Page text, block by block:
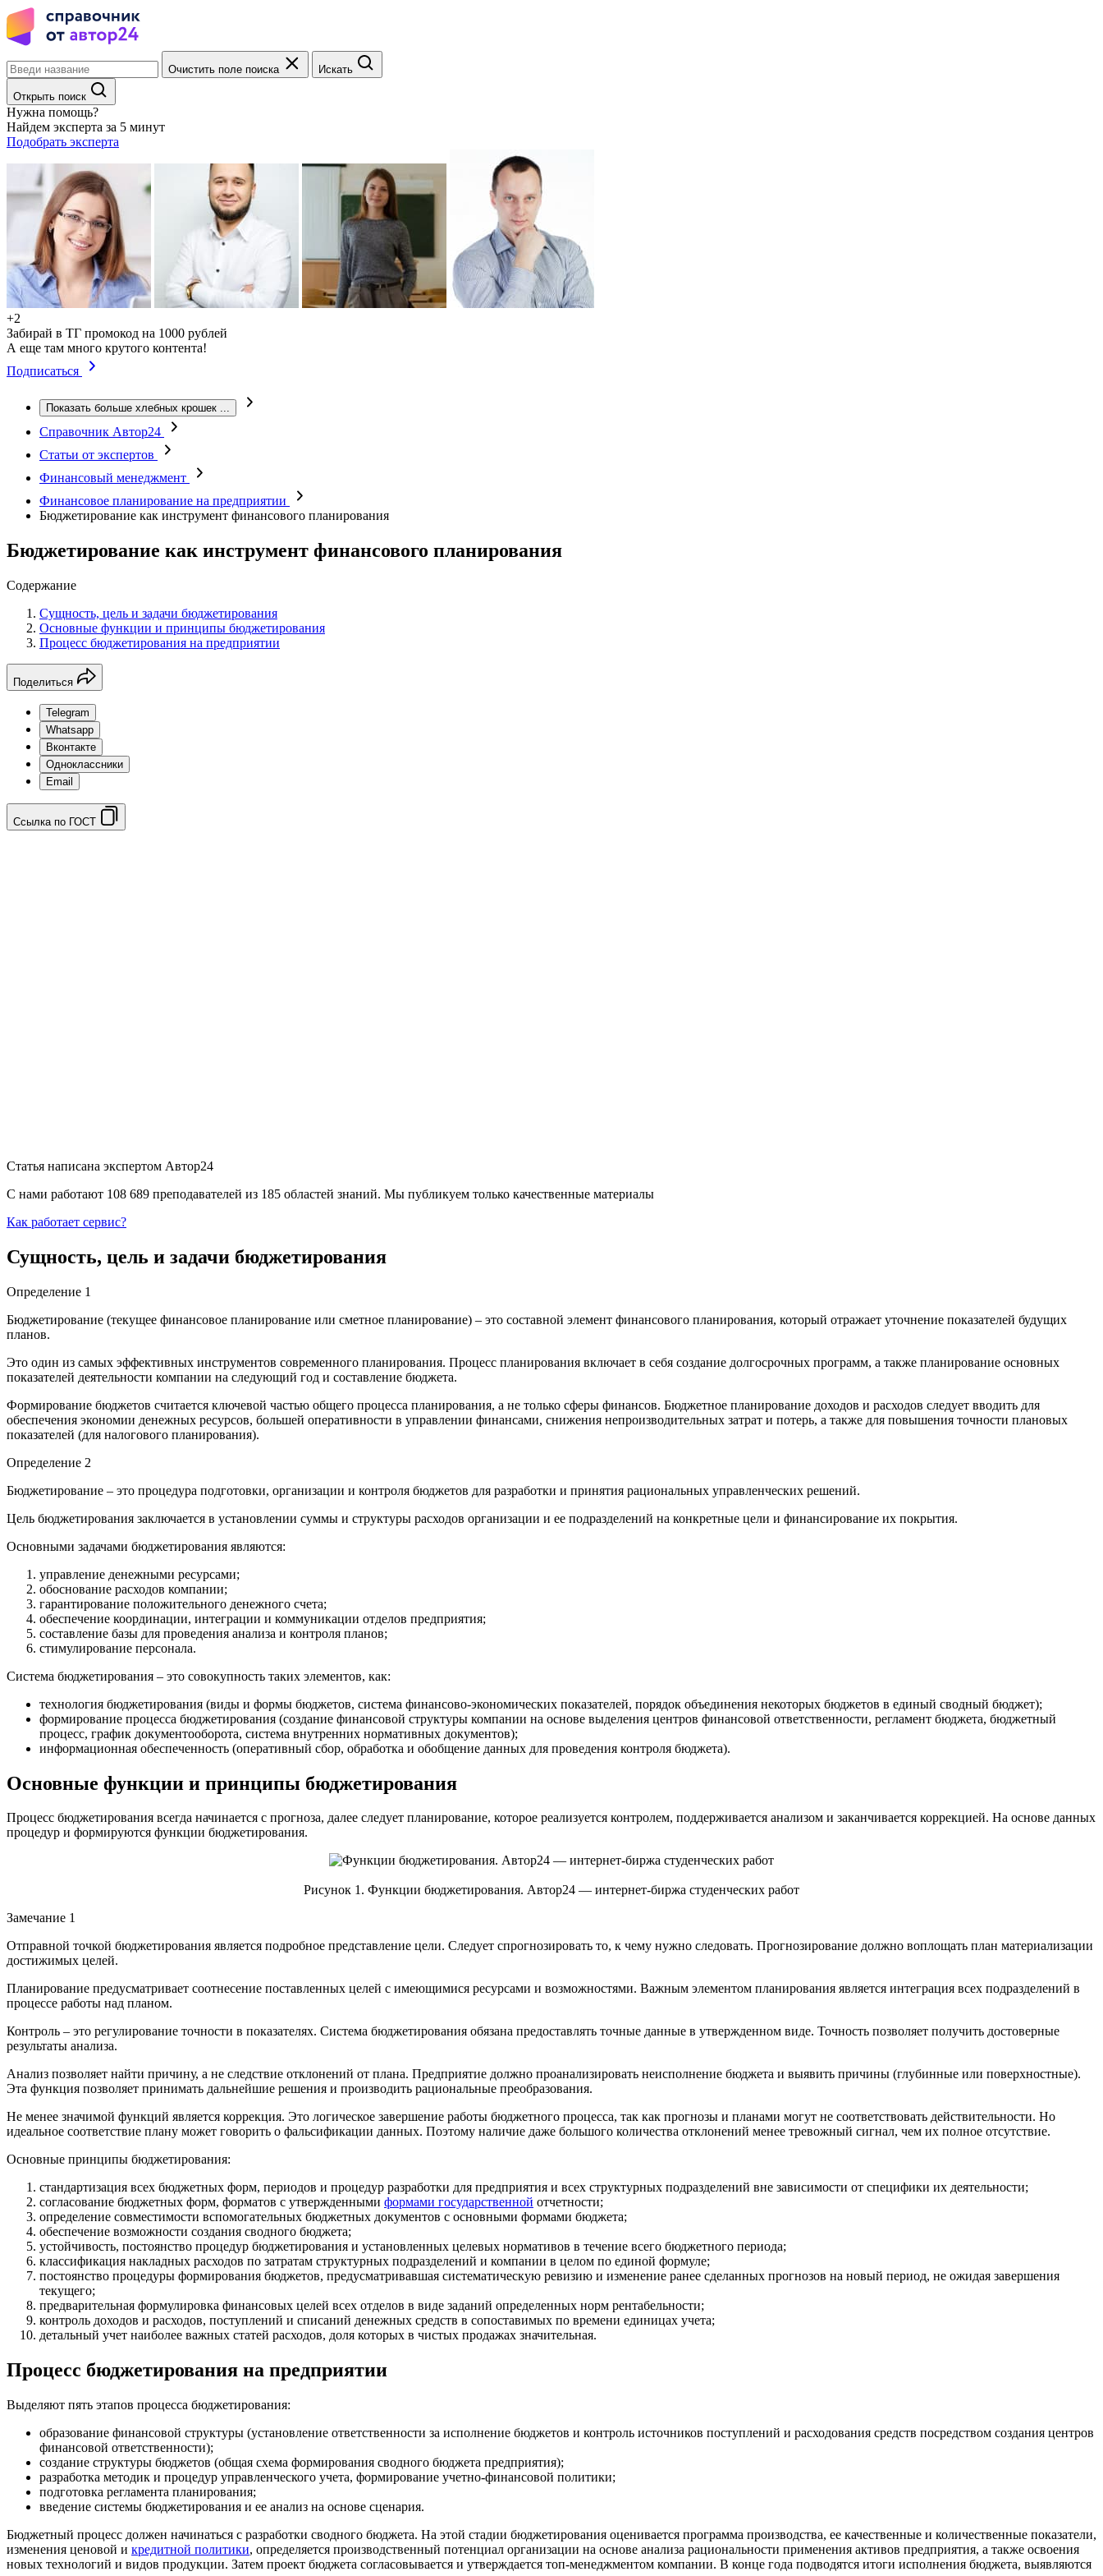
Очистить поле поиска Искать
Открыть поиск
Нужна помощь?
Найдем эксперта за 5 минут
Подобрать эксперта
+2
Забирай в ТГ промокод на 1000 рублей
А еще там много крутого контента!
Подписаться
Показать больше хлебных крошек ...
Справочник Автор24
Статьи от экспертов
Финансовый менеджмент
Финансовое планирование на предприятии
Бюджетирование как инструмент финансового планирования
Бюджетирование как инструмент финансового планирования
Содержание
Сущность, цель и задачи бюджетирования
Основные функции и принципы бюджетирования
Процесс бюджетирования на предприятии
Поделиться
Telegram
Whatsapp
Вконтакте
Одноклассники
Email
Ссылка по ГОСТ
Статья написана экспертом Автор24
С нами работают 108 689 преподавателей из 185 областей знаний. Мы публикуем только качественные материалы
Как работает сервис?
Сущность, цель и задачи бюджетирования
Определение 1
Бюджетирование (текущее финансовое планирование или сметное планирование) – это составной элемент финансового планирования, который отражает уточнение показателей будущих
планов.
Это один из самых эффективных инструментов современного планирования. Процесс планирования включает в себя создание долгосрочных программ, а также планирование основных
показателей деятельности компании на следующий год и составление бюджета.
Формирование бюджетов считается ключевой частью общего процесса планирования, а не только сферы финансов. Бюджетное планирование доходов и расходов следует вводить для
обеспечения экономии денежных ресурсов, большей оперативности в управлении финансами, снижения непроизводительных затрат и потерь, а также для повышения точности плановых
показателей (для налогового планирования).
Определение 2
Бюджетирование – это процедура подготовки, организации и контроля бюджетов для разработки и принятия рациональных управленческих решений.
Цель бюджетирования заключается в установлении суммы и структуры расходов организации и ее подразделений на конкретные цели и финансирование их покрытия.
Основными задачами бюджетирования являются:
управление денежными ресурсами;
обоснование расходов компании;
гарантирование положительного денежного счета;
обеспечение координации, интеграции и коммуникации отделов предприятия;
составление базы для проведения анализа и контроля планов;
стимулирование персонала.
Система бюджетирования – это совокупность таких элементов, как:
технология бюджетирования (виды и формы бюджетов, система финансово-экономических показателей, порядок объединения некоторых бюджетов в единый сводный бюджет);
формирование процесса бюджетирования (создание финансовой структуры компании на основе выделения центров финансовой ответственности, регламент бюджета, бюджетный
процесс, график документооборота, система внутренних нормативных документов);
информационная обеспеченность (оперативный сбор, обработка и обобщение данных для проведения контроля бюджета).
Основные функции и принципы бюджетирования
Процесс бюджетирования всегда начинается с прогноза, далее следует планирование, которое реализуется контролем, поддерживается анализом и заканчивается коррекцией. На основе данных
процедур и формируются функции бюджетирования.
Рисунок 1. Функции бюджетирования. Автор24 — интернет-биржа студенческих работ
Замечание 1
Отправной точкой бюджетирования является подробное представление цели. Следует спрогнозировать то, к чему нужно следовать. Прогнозирование должно воплощать план материализации
достижимых целей.
Планирование предусматривает соотнесение поставленных целей с имеющимися ресурсами и возможностями. Важным элементом планирования является интеграция всех подразделений в
процессе работы над планом.
Контроль – это регулирование точности в показателях. Система бюджетирования обязана предоставлять точные данные в утвержденном виде. Точность позволяет получить достоверные
результаты анализа.
Анализ позволяет найти причину, а не следствие отклонений от плана. Предприятие должно проанализировать неисполнение бюджета и выявить причины (глубинные или поверхностные).
Эта функция позволяет принимать дальнейшие решения и производить рациональные преобразования.
Не менее значимой функций является коррекция. Это логическое завершение работы бюджетного процесса, так как прогнозы и планами могут не соответствовать действительности. Но
идеальное соответствие плану может говорить о фальсификации данных. Поэтому наличие даже большого количества отклонений менее тревожный сигнал, чем их полное отсутствие.
Основные принципы бюджетирования:
стандартизация всех бюджетных форм, периодов и процедур разработки для предприятия и всех структурных подразделений вне зависимости от специфики их деятельности;
согласование бюджетных форм, форматов с утвержденными формами государственной отчетности;
определение совместимости вспомогательных бюджетных документов с основными формами бюджета;
обеспечение возможности создания сводного бюджета;
устойчивость, постоянство процедур бюджетирования и установленных целевых нормативов в течение всего бюджетного периода;
классификация накладных расходов по затратам структурных подразделений и компании в целом по единой формуле;
постоянство процедуры формирования бюджетов, предусматривавшая систематическую ревизию и изменение ранее сделанных прогнозов на новый период, не ожидая завершения
текущего;
предварительная формулировка финансовых целей всех отделов в виде заданий определенных норм рентабельности;
контроль доходов и расходов, поступлений и списаний денежных средств в сопоставимых по времени единицах учета;
детальный учет наиболее важных статей расходов, доля которых в чистых продажах значительная.
Процесс бюджетирования на предприятии
Выделяют пять этапов процесса бюджетирования:
образование финансовой структуры (установление ответственности за исполнение бюджетов и контроль источников поступлений и расходования средств посредством создания центров
финансовой ответственности);
создание структуры бюджетов (общая схема формирования сводного бюджета предприятия);
разработка методик и процедур управленческого учета, формирование учетно-финансовой политики;
подготовка регламента планирования;
введение системы бюджетирования и ее анализ на основе сценария.
Бюджетный процесс должен начинаться с разработки сводного бюджета. На этой стадии бюджетирования оценивается программа производства, ее качественные и количественные показатели,
изменения ценовой и кредитной политики, определяется производственный потенциал организации на основе анализа рациональности применения активов предприятия, а также освоения
новых технологий и видов продукции. Затем проект бюджета согласовывается и утверждается топ-менеджментом компании. В конце года подводятся итоги исполнения бюджета, выявляются